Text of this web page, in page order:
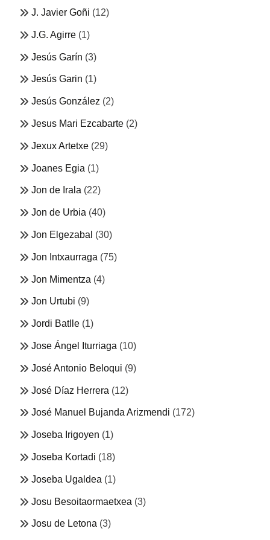
J. Javier Goñi (12)
J.G. Agirre (1)
Jesús Garín (3)
Jesús Garin (1)
Jesús González (2)
Jesus Mari Ezcabarte (2)
Jexux Artetxe (29)
Joanes Egia (1)
Jon de Irala (22)
Jon de Urbia (40)
Jon Elgezabal (30)
Jon Intxaurraga (75)
Jon Mimentza (4)
Jon Urtubi (9)
Jordi Batlle (1)
Jose Ángel Iturriaga (10)
José Antonio Beloqui (9)
José Díaz Herrera (12)
José Manuel Bujanda Arizmendi (172)
Joseba Irigoyen (1)
Joseba Kortadi (18)
Joseba Ugaldea (1)
Josu Besoitaormaetxea (3)
Josu de Letona (3)